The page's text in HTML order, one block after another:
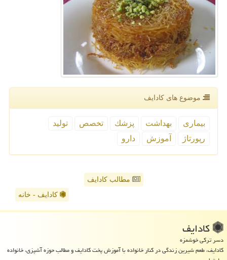
موضوع های كادایف
بیماری بهداشت پزشك تخصص
تولید
رپورتاژ
آموزش دارو
مطالب کادایف
کادایف - خانه
كادایف
دسر ترکی خوشمزه
کادایف، طعم شیرین زندگی در کنار خانواده با آموزش پخت کادایف و مطالب حوزه آشپزی، خانواده